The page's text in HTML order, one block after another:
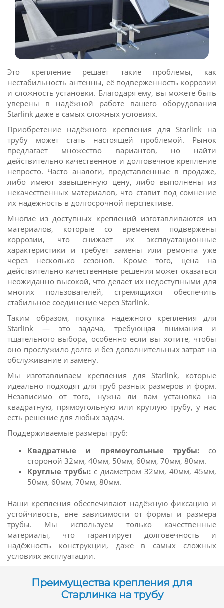
Это крепление решает такие проблемы, как
нестабильность антенны, её подверженность коррозии
и сложность установки. Благодаря ему, вы можете быть
уверены в надёжной работе вашего оборудования
Starlink даже в самых сложных условиях.
Приобретение надёжного крепления для Starlink на
трубу может стать настоящей проблемой. Рынок
предлагает множество вариантов, но найти
действительно качественное и долговечное крепление
непросто. Часто аналоги, представленные в продаже,
либо имеют завышенную цену, либо выполнены из
некачественных материалов, что ставит под сомнение
их надёжность в долгосрочной перспективе.
Многие из доступных креплений изготавливаются из
материалов, которые со временем подвержены
коррозии, что снижает их эксплуатационные
характеристики и требует замены или ремонта уже
через несколько сезонов. Кроме того, цена на
действительно качественные решения может оказаться
неожиданно высокой, что делает их недоступными для
многих пользователей, стремящихся обеспечить
стабильное соединение через Starlink.
Таким образом, покупка надёжного крепления для
Starlink — это задача, требующая внимания и
тщательного выбора, особенно если вы хотите, чтобы
оно прослужило долго и без дополнительных затрат на
обслуживание и замену.
Мы изготавливаем крепления для Starlink, которые
идеально подходят для труб разных размеров и форм.
Независимо от того, нужна ли вам установка на
квадратную, прямоугольную или круглую трубу, у нас
есть решение для любых задач.
Поддерживаемые размеры труб:
Квадратные и прямоугольные трубы:со
стороной 32мм, 40мм, 50мм, 60мм, 70мм, 80мм.
Круглые трубы: с диаметром 32мм, 40мм, 45мм,
50мм, 60мм, 70мм, 80мм.
Наши крепления обеспечивают надёжную фиксацию и
устойчивость, вне зависимости от формы и размера
трубы. Мы используем только качественные
материалы, что гарантирует долговечность и
надёжность конструкции, даже в самых сложных
условиях эксплуатации.
Преимущества крепления для
Старлинка на трубу